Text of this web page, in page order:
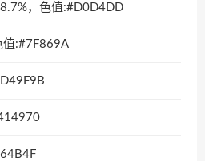
，色值:#D0D4DD
:#7F869A